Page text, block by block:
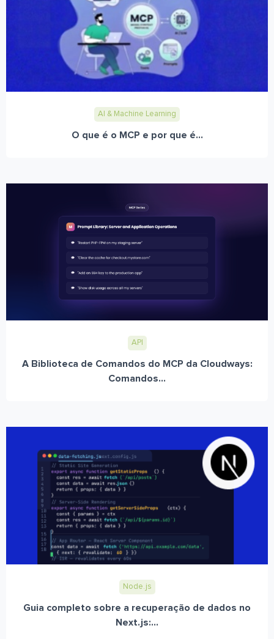
AI & Machine Learning
O que é o MCP e por que é...
API
A Biblioteca de Comandos do MCP da Cloudways:
Comandos...
Node.js
Guia completo sobre a recuperação de dados no
Next.js:...